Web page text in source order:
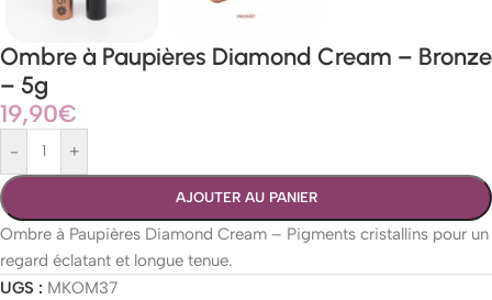
Ombre à Paupières Diamond Cream – Bronze
– 5g
19,90€
- +
AJOUTER AU PANIER
Ombre à Paupières Diamond Cream – Pigments cristallins pour un
regard éclatant et longue tenue.
UGS : MKOM37